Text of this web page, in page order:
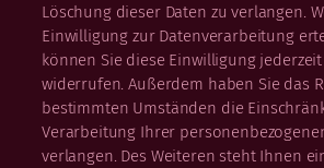
Löschung dieser Daten zu verlangen.
Einwilligung zur Datenverarbeitung
können Sie diese Einwilligung
widerrufen. Außerdem haben Sie das
bestimmten Umständen die
Verarbeitung Ihrer
verlangen. Des Weiteren steht Ihnen